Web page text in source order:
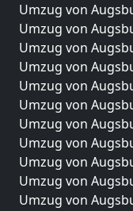
Umzug von
Umzug von
Umzug von
Umzug von
Umzug von
Umzug von
Umzug von
Umzug von
Umzug von
Umzug von
Umzug von